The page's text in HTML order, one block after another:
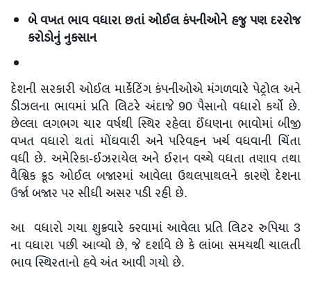
બે વખત ભાવ વધારા છતાં ઓઈલ કંપનીઓને હજુ પણ દરરોજ
કરોડોનું નુકસાન
દેશની સરકારી ઓઈલ માર્કેટિંગ કંપનીઓએ મંગળવારે પેટ્રોલ અને
ડીઝલના ભાવમાં પ્રતિ લિટરે અંદાજે 90 પૈસાનો વધારો કર્યો છે.
છેલ્લા લગભગ ચાર વર્ષથી સ્થિર રહેલા ઈંધણના ભાવોમાં બીજી
વખત વધારો થતાં મોંઘવારી અને પરિવહન ખર્ચ વધવાની ચિંતા
વધી છે. અમેરિકા-ઈઝરાયેલ અને ઈરાન વચ્ચે વધતા તણાવ તથા
વૈશ્વિક ક્રૂડ ઓઈલ બજારમાં આવેલા ઉથલપાથલને કારણે દેશના
ઉર્જા બજાર પર સીધી અસર પડી રહી છે.
આ વધારો ગયા શુક્રવારે કરવામાં આવેલા પ્રતિ લિટર રુપિયા 3
ના વધારા પછી આવ્યો છે, જે દર્શાવે છે કે લાંબા સમયથી ચાલતી
ભાવ સ્થિરતાનો હવે અંત આવી ગયો છે.